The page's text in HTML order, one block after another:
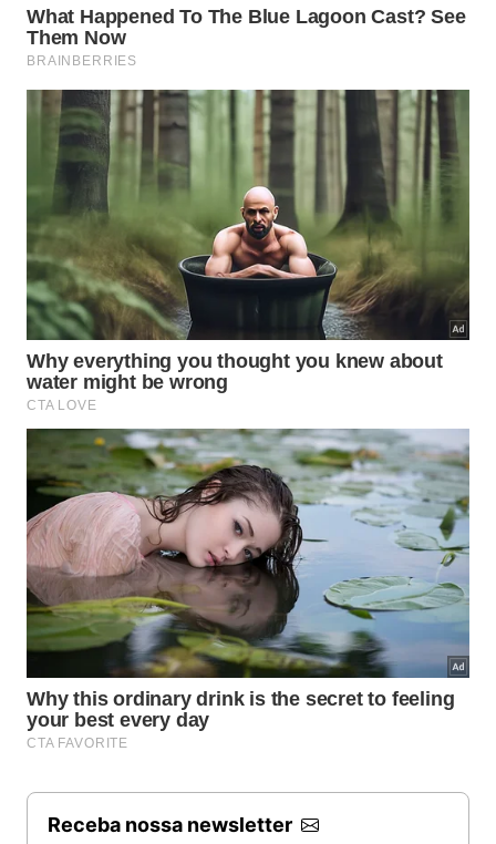
Receba nossa newsletter